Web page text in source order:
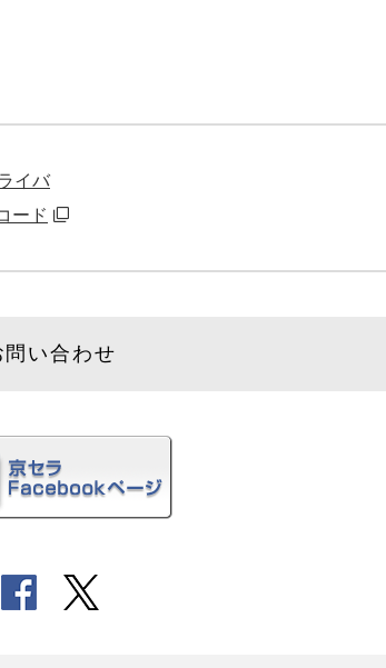
イバ
ード
問い合わせ